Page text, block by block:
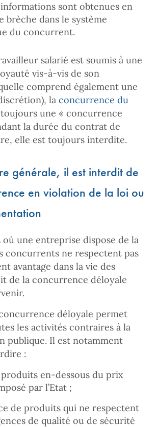
sont obtenues en
brèche dans le système
du concurrent.
salarié est soumis à une
vis-à-vis de son
comprend également une
la concurrence du
une « concurrence
la durée du contrat de
elle est toujours interdite.
générale, il est interdit de
en violation de la loi ou
où une entreprise dispose de la
concurrents ne respectent pas
avantage dans la vie des
de la concurrence déloyale
déloyale permet
les activités contraires à la
publique. Il est notamment
:
en-dessous du prix
par l’Etat ;
de produits qui ne respectent
de qualité ou de sécurité